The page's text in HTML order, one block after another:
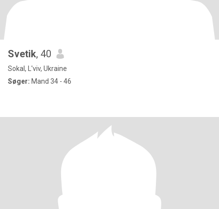
Svetik, 40
Sokal, L'viv, Ukraine
Søger: Mand 34 - 46